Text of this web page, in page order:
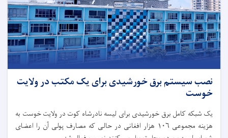
نصب سیستم برق خورشیدی برای یک مکتب در ولایت
خوست
یک شبکه کامل برق خورشیدی برای لیسه نادرشاه کوت در ولایت خوست به
هزینه مجموعی ۱۰۶ هزار افغانی در حالی که مصارف پولی آن را اعضای